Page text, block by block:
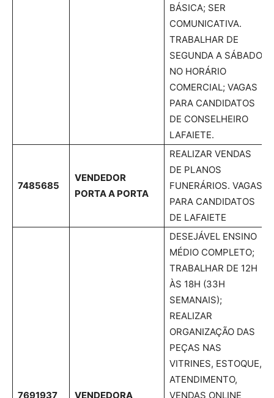
BÁSICA; SER
COMUNICATIVA.
TRABALHAR DE
SEGUNDA A SÁBADO
NO HORÁRIO
COMERCIAL; VAGAS
PARA CANDIDATOS
DE CONSELHEIRO
LAFAIETE.
7485685
VENDEDOR
PORTA A PORTA
REALIZAR VENDAS
DE PLANOS
FUNERÁRIOS. VAGAS
PARA CANDIDATOS
DE LAFAIETE
7691937 VENDEDORA
DESEJÁVEL ENSINO
MÉDIO COMPLETO;
TRABALHAR DE 12H
ÀS 18H (33H
SEMANAIS);
REALIZAR
ORGANIZAÇÃO DAS
PEÇAS NAS
VITRINES, ESTOQUE,
ATENDIMENTO,
VENDAS ONLINE